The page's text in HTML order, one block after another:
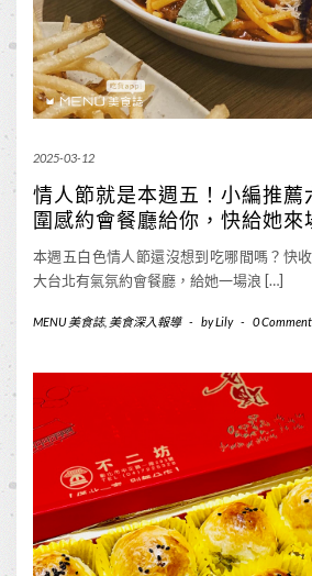
2025-03-12
情人節就是本週五！小編推薦
圍感約會餐廳給你，快給她來
本週五白色情人節還沒想到吃哪間嗎？快
大台北有氣氛約會餐廳，給她一場浪 […]
MENU 美食誌, 美食深入報導 - byLily - 0